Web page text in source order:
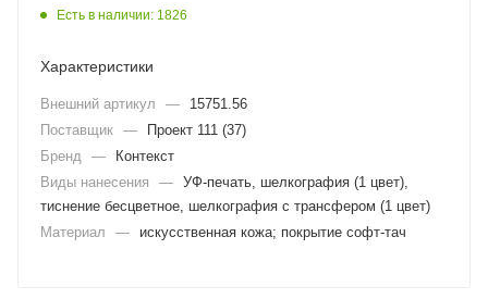
Есть в наличии: 1826
Характеристики
Внешний артикул —
15751.56
Поставщик —
Проект 111 (37)
Бренд
—
Контекст
Виды нанесения
— УФ-печать, шелкография (1 цвет),
тиснение бесцветное, шелкография с трансфером (1 цвет)
Материал
— искусственная кожа; покрытие софт-тач